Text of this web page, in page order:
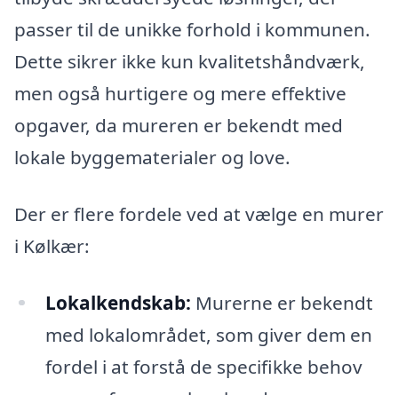
passer til de unikke forhold i kommunen.
Dette sikrer ikke kun kvalitetshåndværk,
men også hurtigere og mere effektive
opgaver, da mureren er bekendt med
lokale byggematerialer og love.
Der er flere fordele ved at vælge en murer
i Kølkær:
Lokalkendskab: Murerne er bekendt
med lokalområdet, som giver dem en
fordel i at forstå de specifikke behov